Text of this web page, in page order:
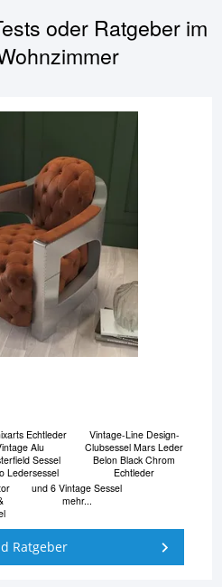
oder Ratgeber im
Echtleder
Alu
Sessel
Ledersessel
Vintage-Line Design-
Clubsessel Mars Leder
Belon Black Chrom
Echtleder
und 6 Vintage Sessel
mehr...
Ratgeber